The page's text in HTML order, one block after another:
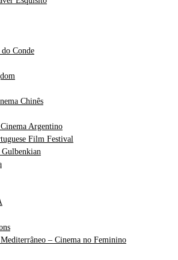
Conde
Chinês
Argentino
Film Festival
– Cinema no Feminino